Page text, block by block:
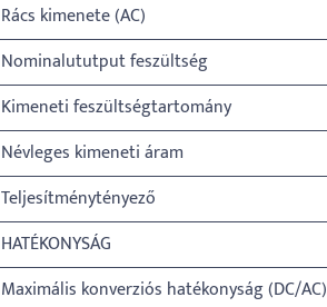
Rács kimenete (AC)
Nominalututput feszültség
Kimeneti feszültségtartomány
Névleges kimeneti áram
Teljesítménytényező
HATÉKONYSÁG
Maximális konverziós hatékonyság (DC/AC)